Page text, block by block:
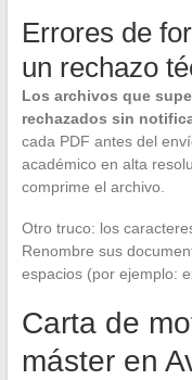
Errores de
un rechazo
Los archivos que
rechazados sin
cada PDF antes del
académico en alta
comprime el archivo.
Otro truco: los
Renombre sus
espacios (por ejemplo:
Carta de
máster en